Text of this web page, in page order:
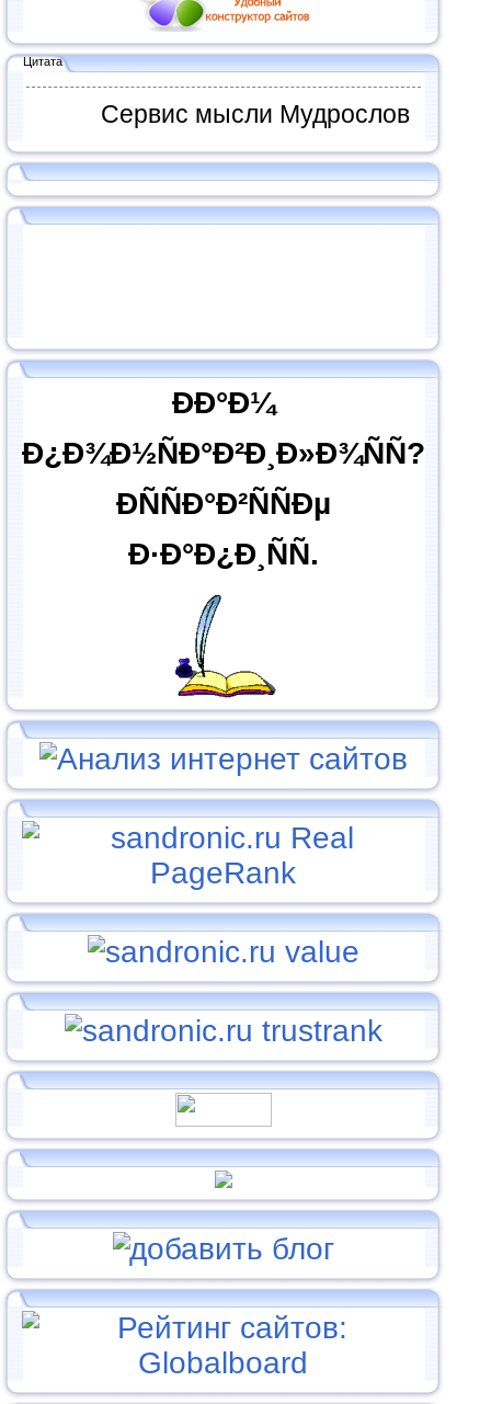
Цитата
Сервис мысли Мудрослов
ÐÐ°Ð¼
Ð¿Ð¾Ð½ÑÐ°Ð²Ð¸Ð»Ð¾ÑÑ?
ÐÑÑÐ°Ð²ÑÑÐµ
Ð·Ð°Ð¿Ð¸ÑÑ.